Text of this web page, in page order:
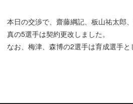
本日の交渉で、齋藤綱記、板山祐太郎
真の5選手は契約更改しました。
なお、梅津、森博の2選手は育成選手と